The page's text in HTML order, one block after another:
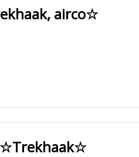
airco☆
☆Trekhaak☆